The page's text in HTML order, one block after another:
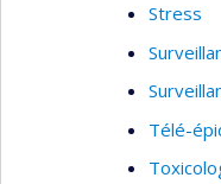
Stress
Télé-